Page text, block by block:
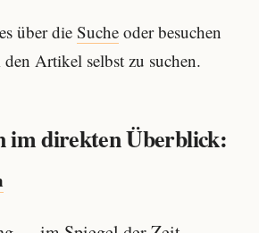
über dieSucheoder besuchen
Artikel selbst zu suchen.
im direkten Überblick: